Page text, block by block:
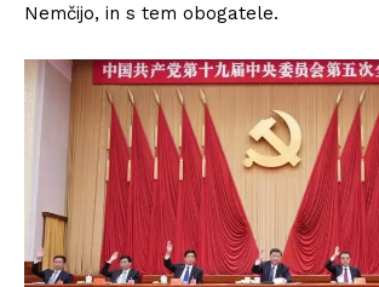
Nemčijo, in s tem obogatele.